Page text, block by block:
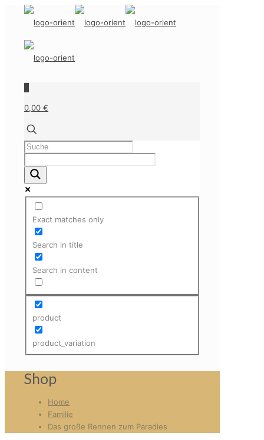
0,00 €
Exact matches only
Search in title
Search in content
product
product_variation
Shop
Home
Familie
Das große Rennen zum Paradies